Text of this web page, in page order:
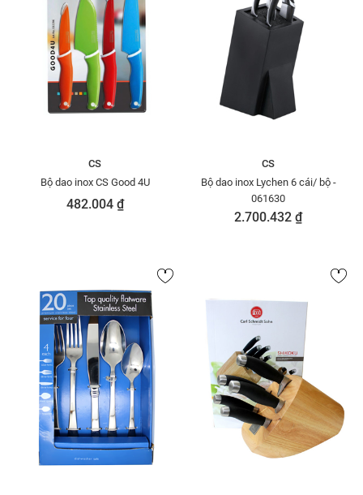
CS
Bộ dao inox CS Good 4U
482.004 ₫
CS
Bộ dao inox Lychen 6 cái/ bộ -
061630
2.700.432 ₫